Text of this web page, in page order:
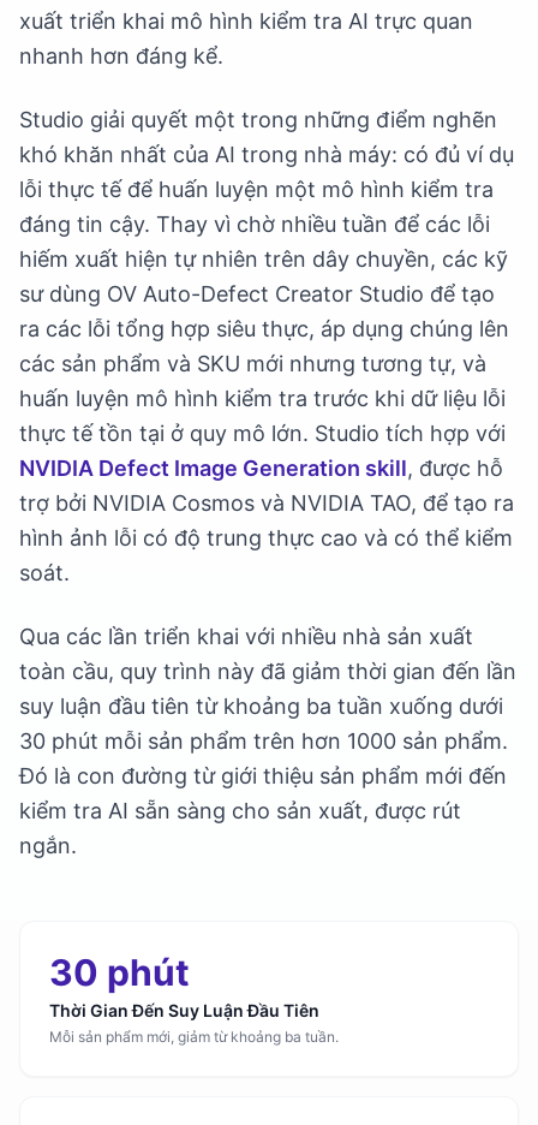
xuất triển khai mô hình kiểm tra AI trực quan
nhanh hơn đáng kể.
Studio giải quyết một trong những điểm nghẽn
khó khăn nhất của AI trong nhà máy: có đủ ví dụ
lỗi thực tế để huấn luyện một mô hình kiểm tra
đáng tin cậy. Thay vì chờ nhiều tuần để các lỗi
hiếm xuất hiện tự nhiên trên dây chuyền, các kỹ
sư dùng OV Auto-Defect Creator Studio để tạo
ra các lỗi tổng hợp siêu thực, áp dụng chúng lên
các sản phẩm và SKU mới nhưng tương tự, và
huấn luyện mô hình kiểm tra trước khi dữ liệu lỗi
thực tế tồn tại ở quy mô lớn. Studio tích hợp với
NVIDIA Defect Image Generation skill, được hỗ
trợ bởi NVIDIA Cosmos và NVIDIA TAO, để tạo ra
hình ảnh lỗi có độ trung thực cao và có thể kiểm
soát.
Qua các lần triển khai với nhiều nhà sản xuất
toàn cầu, quy trình này đã giảm thời gian đến lần
suy luận đầu tiên từ khoảng ba tuần xuống dưới
30 phút mỗi sản phẩm trên hơn 1000 sản phẩm.
Đó là con đường từ giới thiệu sản phẩm mới đến
kiểm tra AI sẵn sàng cho sản xuất, được rút
ngắn.
30 phút
Thời Gian Đến Suy Luận Đầu Tiên
Mỗi sản phẩm mới, giảm từ khoảng ba tuần.